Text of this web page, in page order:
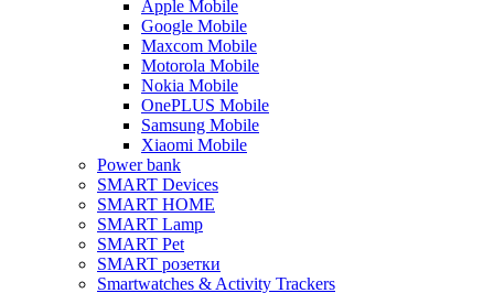
Apple Mobile
Google Mobile
Maxcom Mobile
Motorola Mobile
Nokia Mobile
OnePLUS Mobile
Samsung Mobile
Xiaomi Mobile
Power bank
SMART Devices
SMART HOME
SMART Lamp
SMART Pet
SMART розетки
Smartwatches & Activity Trackers